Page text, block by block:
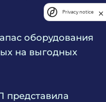
оборудования
на выгодных
Privacy notice